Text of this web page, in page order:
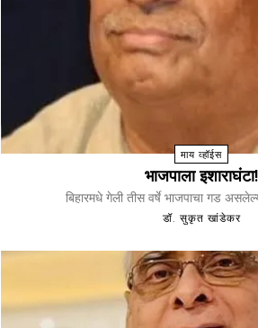
माय व्हॉईस
भाजपाला इशाराघंटा!
बिहारमधे गेली तीस वर्षे भाजपाचा गड
डॉ. सुकृत खांडेकर